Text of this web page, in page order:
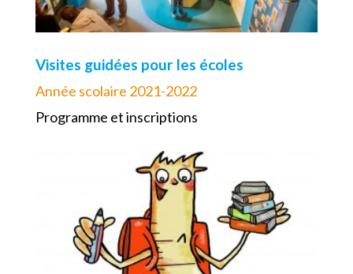
Visites guidées pour les écoles
Année scolaire 2021-2022
Programme et inscriptions